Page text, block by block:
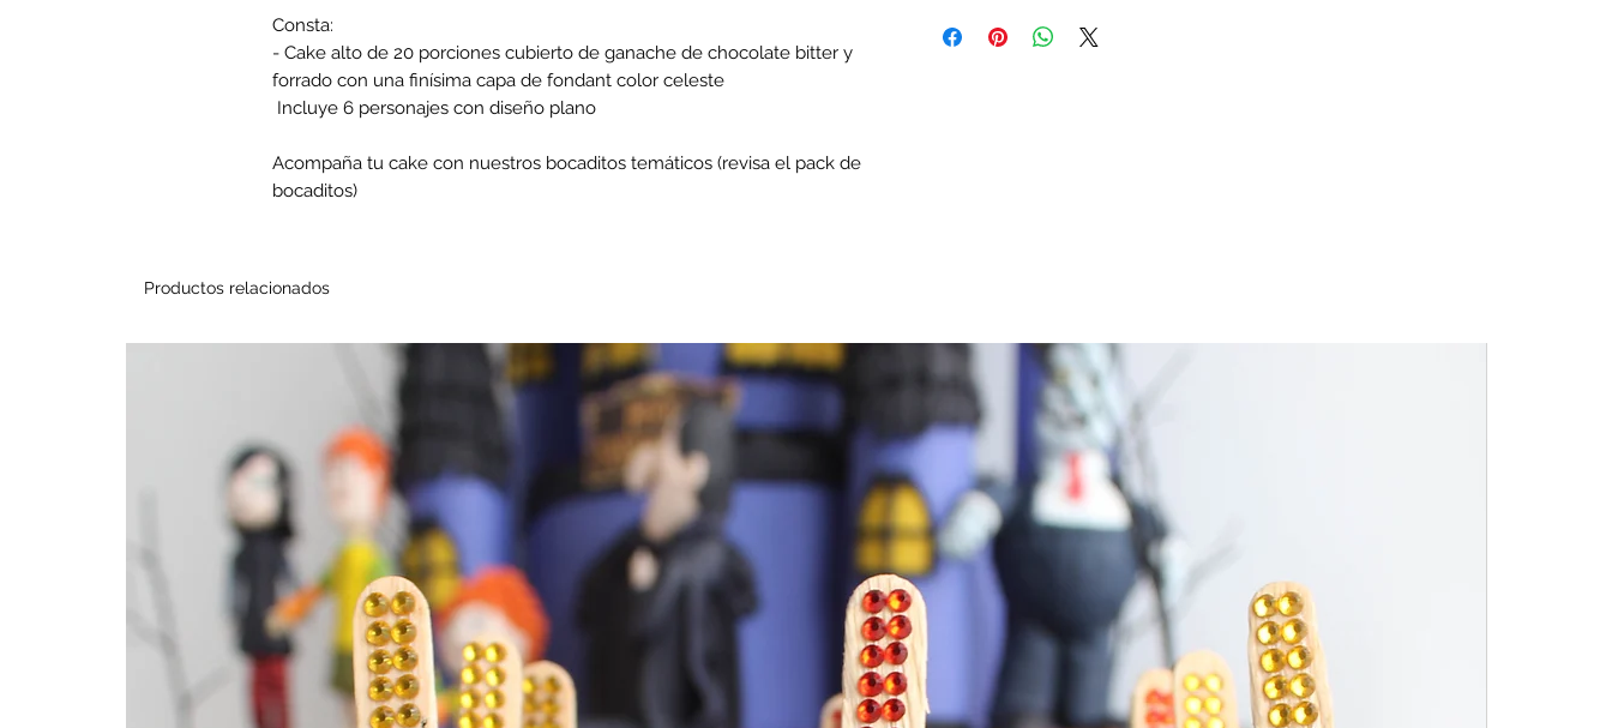
Consta:
- Cake alto de 20 porciones cubierto de ganache de chocolate bitter y
forrado con una finísima capa de fondant color celeste
Incluye 6 personajes con diseño plano
Acompaña tu cake con nuestros bocaditos temáticos (revisa el pack de
bocaditos)
nuestro Google Calendar
Productos relacionados